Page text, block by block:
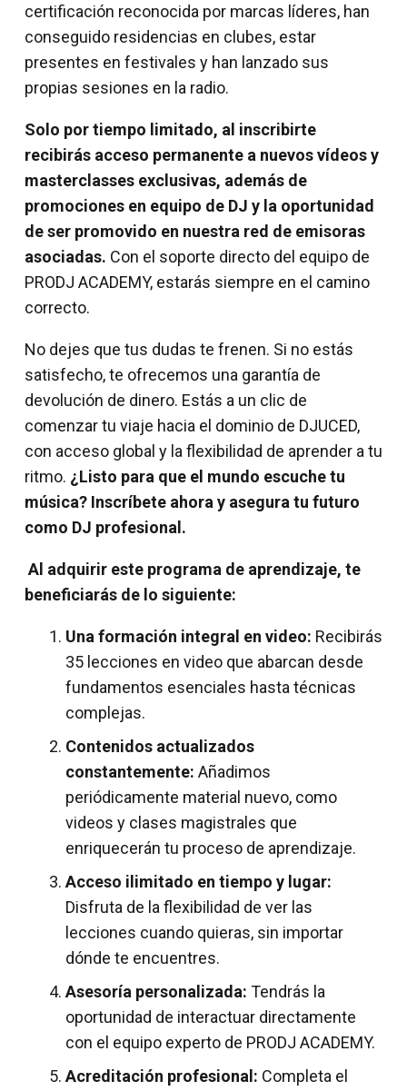
certificación reconocida por marcas líderes, han
conseguido residencias en clubes, estar
presentes en festivales y han lanzado sus
propias sesiones en la radio.
Solo por tiempo limitado, al inscribirte
recibirás acceso permanente a nuevos vídeos y
masterclasses exclusivas, además de
promociones en equipo de DJ y la oportunidad
de ser promovido en nuestra red de emisoras
asociadas. Con el soporte directo del equipo de
PRODJ ACADEMY, estarás siempre en el camino
correcto.
No dejes que tus dudas te frenen. Si no estás
satisfecho, te ofrecemos una garantía de
devolución de dinero. Estás a un clic de
comenzar tu viaje hacia el dominio de DJUCED,
con acceso global y la flexibilidad de aprender a tu
ritmo. ¿Listo para que el mundo escuche tu
música? Inscríbete ahora y asegura tu futuro
como DJ profesional.
Al adquirir este programa de aprendizaje, te
beneficiarás de lo siguiente:
Una formación integral en video: Recibirás
35 lecciones en video que abarcan desde
fundamentos esenciales hasta técnicas
complejas.
Contenidos actualizados
constantemente: Añadimos
periódicamente material nuevo, como
videos y clases magistrales que
enriquecerán tu proceso de aprendizaje.
Acceso ilimitado en tiempo y lugar:
Disfruta de la flexibilidad de ver las
lecciones cuando quieras, sin importar
dónde te encuentres.
Asesoría personalizada: Tendrás la
oportunidad de interactuar directamente
con el equipo experto de PRODJ ACADEMY.
Acreditación profesional: Completa el